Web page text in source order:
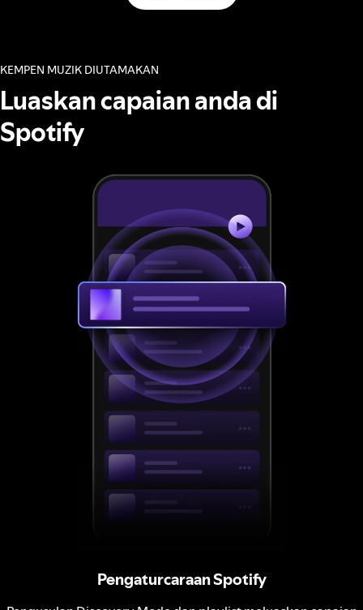
KEMPEN MUZIK DIUTAMAKAN
Luaskan capaian anda di
Spotify
Pengaturcaraan Spotify